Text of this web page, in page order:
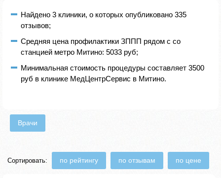
Найдено 3 клиники, о которых опубликовано 335
отзывов;
Средняя цена профилактики ЗППП рядом с со
станцией метро Митино: 5033 руб;
Минимальная стоимость процедуры составляет 3500
руб в клинике МедЦентрСервис в Митино.
Врачи
Сортировать: по рейтингу по отзывам по цене